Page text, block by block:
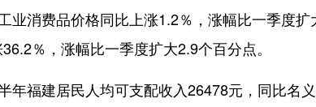
消费品价格同比上涨1.2％，涨幅比一季度扩
％，涨幅比一季度扩大2.9个百分点。
福建居民人均可支配收入26478元，同比名